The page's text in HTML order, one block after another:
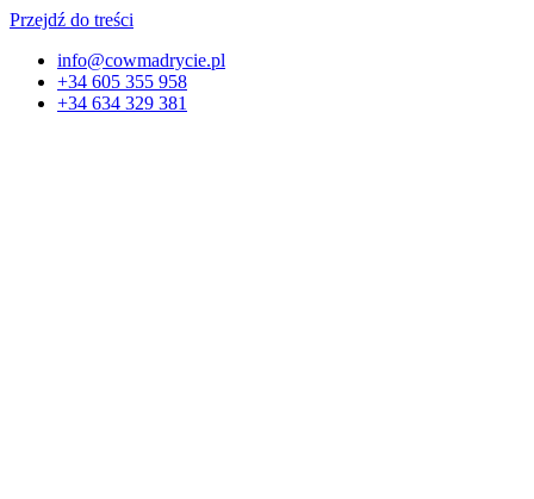
Przejdź do treści
info@cowmadrycie.pl
+34 605 355 958
+34 634 329 381​